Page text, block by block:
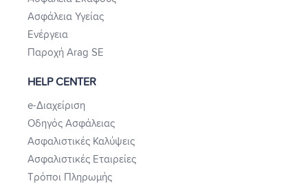
Ασφάλεια Υγείας
Ενέργεια
Παροχή Arag SE
HELP CENTER
e-Διαχείριση
Οδηγός Ασφάλειας
Ασφαλιστικές Καλύψεις
Ασφαλιστικές Εταιρείες
Τρόποι Πληρωμής